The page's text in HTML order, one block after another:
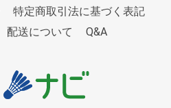
特定商取引法に基づく表記
配送について Q&A